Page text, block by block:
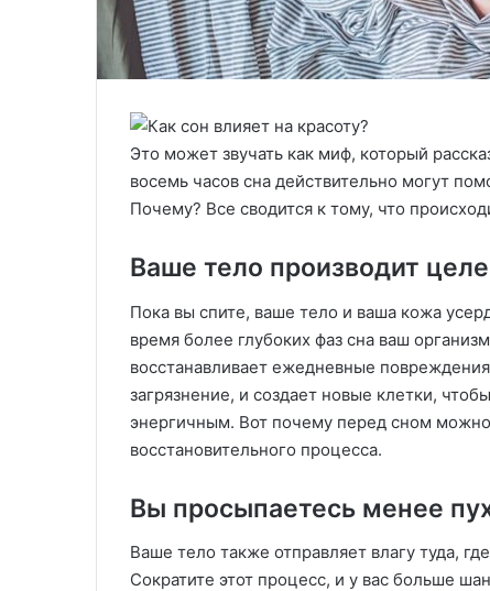
Это может звучать как миф, который
восемь часов сна действительно могут
Почему? Все сводится к тому, что
Ваше тело производит
Пока вы спите, ваше тело и ваша кожа
время более глубоких фаз сна ваш
восстанавливает ежедневные
загрязнение, и создает новые клетки,
энергичным. Вот почему перед сном
восстановительного процесса.
Вы просыпаетесь менее
Ваше тело также отправляет влагу туда,
Сократите этот процесс, и у вас больше